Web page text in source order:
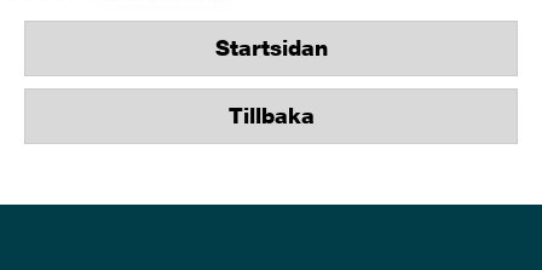
Startsidan
Tillbaka